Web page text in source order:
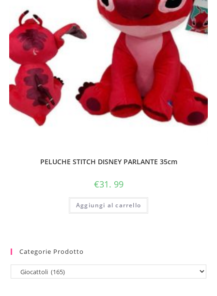
PELUCHE STITCH DISNEY PARLANTE 35cm
€31. 99
Aggiungi al carrello
Categorie Prodotto